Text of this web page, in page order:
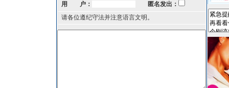
用 户：
匿名发出：
请各位遵纪守法并注意语言文明。